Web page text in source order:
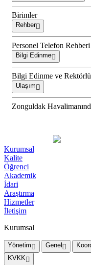
Birimler
Rehber
Personel Telefon Rehberi
Bilgi Edinme
Bilgi Edinme ve
Ulaşım
Zonguldak
Kurumsal
Kalite
Öğrenci
Akademik
İdari
Araştırma
Hizmetler
İletişim
Kurumsal
Yönetim Genel
KVKK